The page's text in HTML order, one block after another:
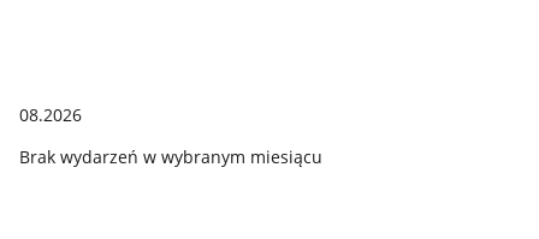
08.2026
Brak wydarzeń w wybranym miesiącu